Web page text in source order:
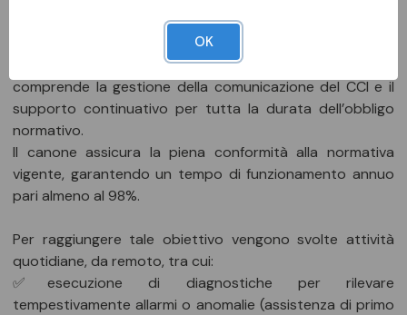
correttezza e conformità alle prescrizioni ARERA.
Canone annuale di assistenza obbligatorio
comprende la gestione della comunicazione del CCI e il
supporto continuativo per tutta la durata dell’obbligo
normativo.
Il canone assicura la piena conformità alla normativa
vigente, garantendo un tempo di funzionamento annuo
pari almeno al 98%.
Per raggiungere tale obiettivo vengono svolte attività
quotidiane, da remoto, tra cui:
✅esecuzione di diagnostiche per rilevare
tempestivamente allarmi o anomalie (assistenza di primo
OK